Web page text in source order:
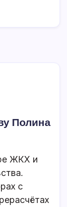
Полина
ЖКХ и
с